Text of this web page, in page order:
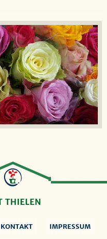
THIELEN
KONTAKT IMPRESSUM